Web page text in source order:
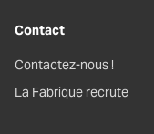
Contact
Contactez-nous !
La Fabrique recrute